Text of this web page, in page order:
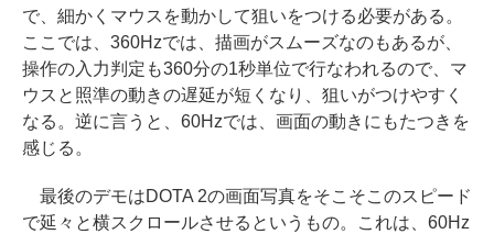
で、細かくマウスを動かして狙いをつける必要がある。
ここでは、360Hzでは、描画がスムーズなのもあるが、
操作の入力判定も360分の1秒単位で行なわれるので、マ
ウスと照準の動きの遅延が短くなり、狙いがつけやすく
なる。逆に言うと、60Hzでは、画面の動きにもたつきを
感じる。
最後のデモはDOTA 2の画面写真をそこそこのスピード
で延々と横スクロールさせるというもの。これは、60Hz